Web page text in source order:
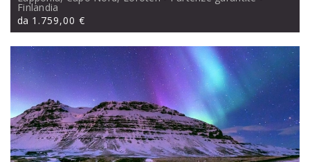
Finlandia
da 1.759,00 €